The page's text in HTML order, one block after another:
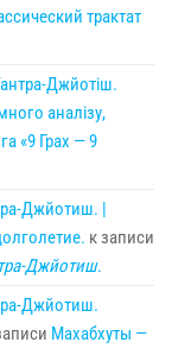
трактат
Джйотіш.
аналізу,
«9 Грах — 9
Джйотиш. |
к записи
Джйотиш.
Джйотиш.
Махабхуты —